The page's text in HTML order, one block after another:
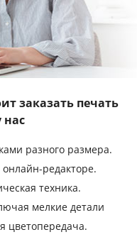
заказать печать
нас
разного размера.
редакторе.
техника.
мелкие детали
цветопередача.